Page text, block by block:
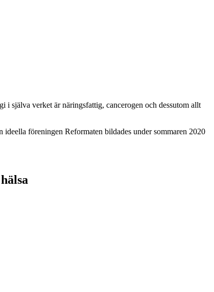
i själva verket är näringsfattig, cancerogen och dessutom allt
föreningen Reformaten bildades under sommaren 2020